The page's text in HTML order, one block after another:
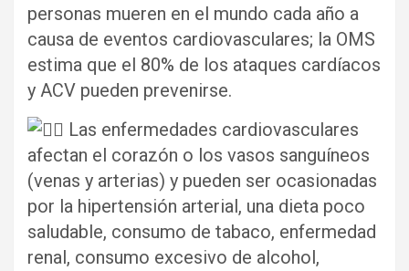
personas mueren en el mundo cada año a
causa de eventos cardiovasculares; la OMS
estima que el 80% de los ataques cardíacos
y ACV pueden prevenirse.
Las enfermedades cardiovasculares
afectan el corazón o los vasos sanguíneos
(venas y arterias) y pueden ser ocasionadas
por la hipertensión arterial, una dieta poco
saludable, consumo de tabaco, enfermedad
renal, consumo excesivo de alcohol,